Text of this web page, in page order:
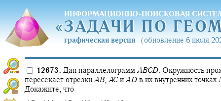
ИНФОРМАЦИОННО-ПОИСКОВАЯ
«ЗАДАЧИ ПО
«ЗАДАЧИ ПО
графическая версия (обновление 6 июля
12673. Дан параллелограмм ABCD. Окружность
пересекает отрезки AB, AC и AD в их внутренних точках
Докажите, что